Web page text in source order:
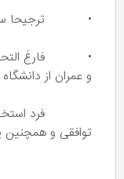
• ترجیحا
• فارغ
و عمران از
فرد استخدام
توافقی و همچنین